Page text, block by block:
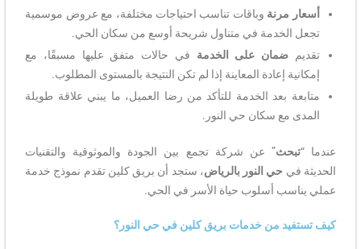
أسعار مرنة وباقات تناسب احتياجات مختلفة، مع عروض موسمية
تجعل الخدمة في متناول شريحة أوسع من سكان الحي.
تقديم ضمان على الخدمة في حالات متفق عليها مسبقًا، مع
إمكانية إعادة المعاينة إذا لم تكن النتيجة بالمستوى المطلوب.
متابعة بعد الخدمة للتأكد من رضا العميل، ما يبني علاقة طويلة
المدى مع سكان حي النور.
عندما “تبحث” عن شركة تجمع بين الجودة والموثوقية والتقنيات
الحديثة في حي النور بالرياض، ستجد أن بريق كلين تقدم نموذج خدمة
عملي يناسب أسلوب حياة الأسر في الحي.
كيف تستفيد من خدمات بريق كلين في حي النور؟